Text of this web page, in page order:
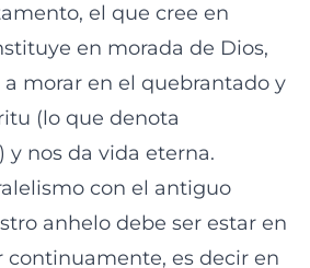
el que cree en
en morada de Dios,
morar en el quebrantado y
(lo que denota
nos da vida eterna.
con el antiguo
anhelo debe ser estar en
continuamente, es decir en